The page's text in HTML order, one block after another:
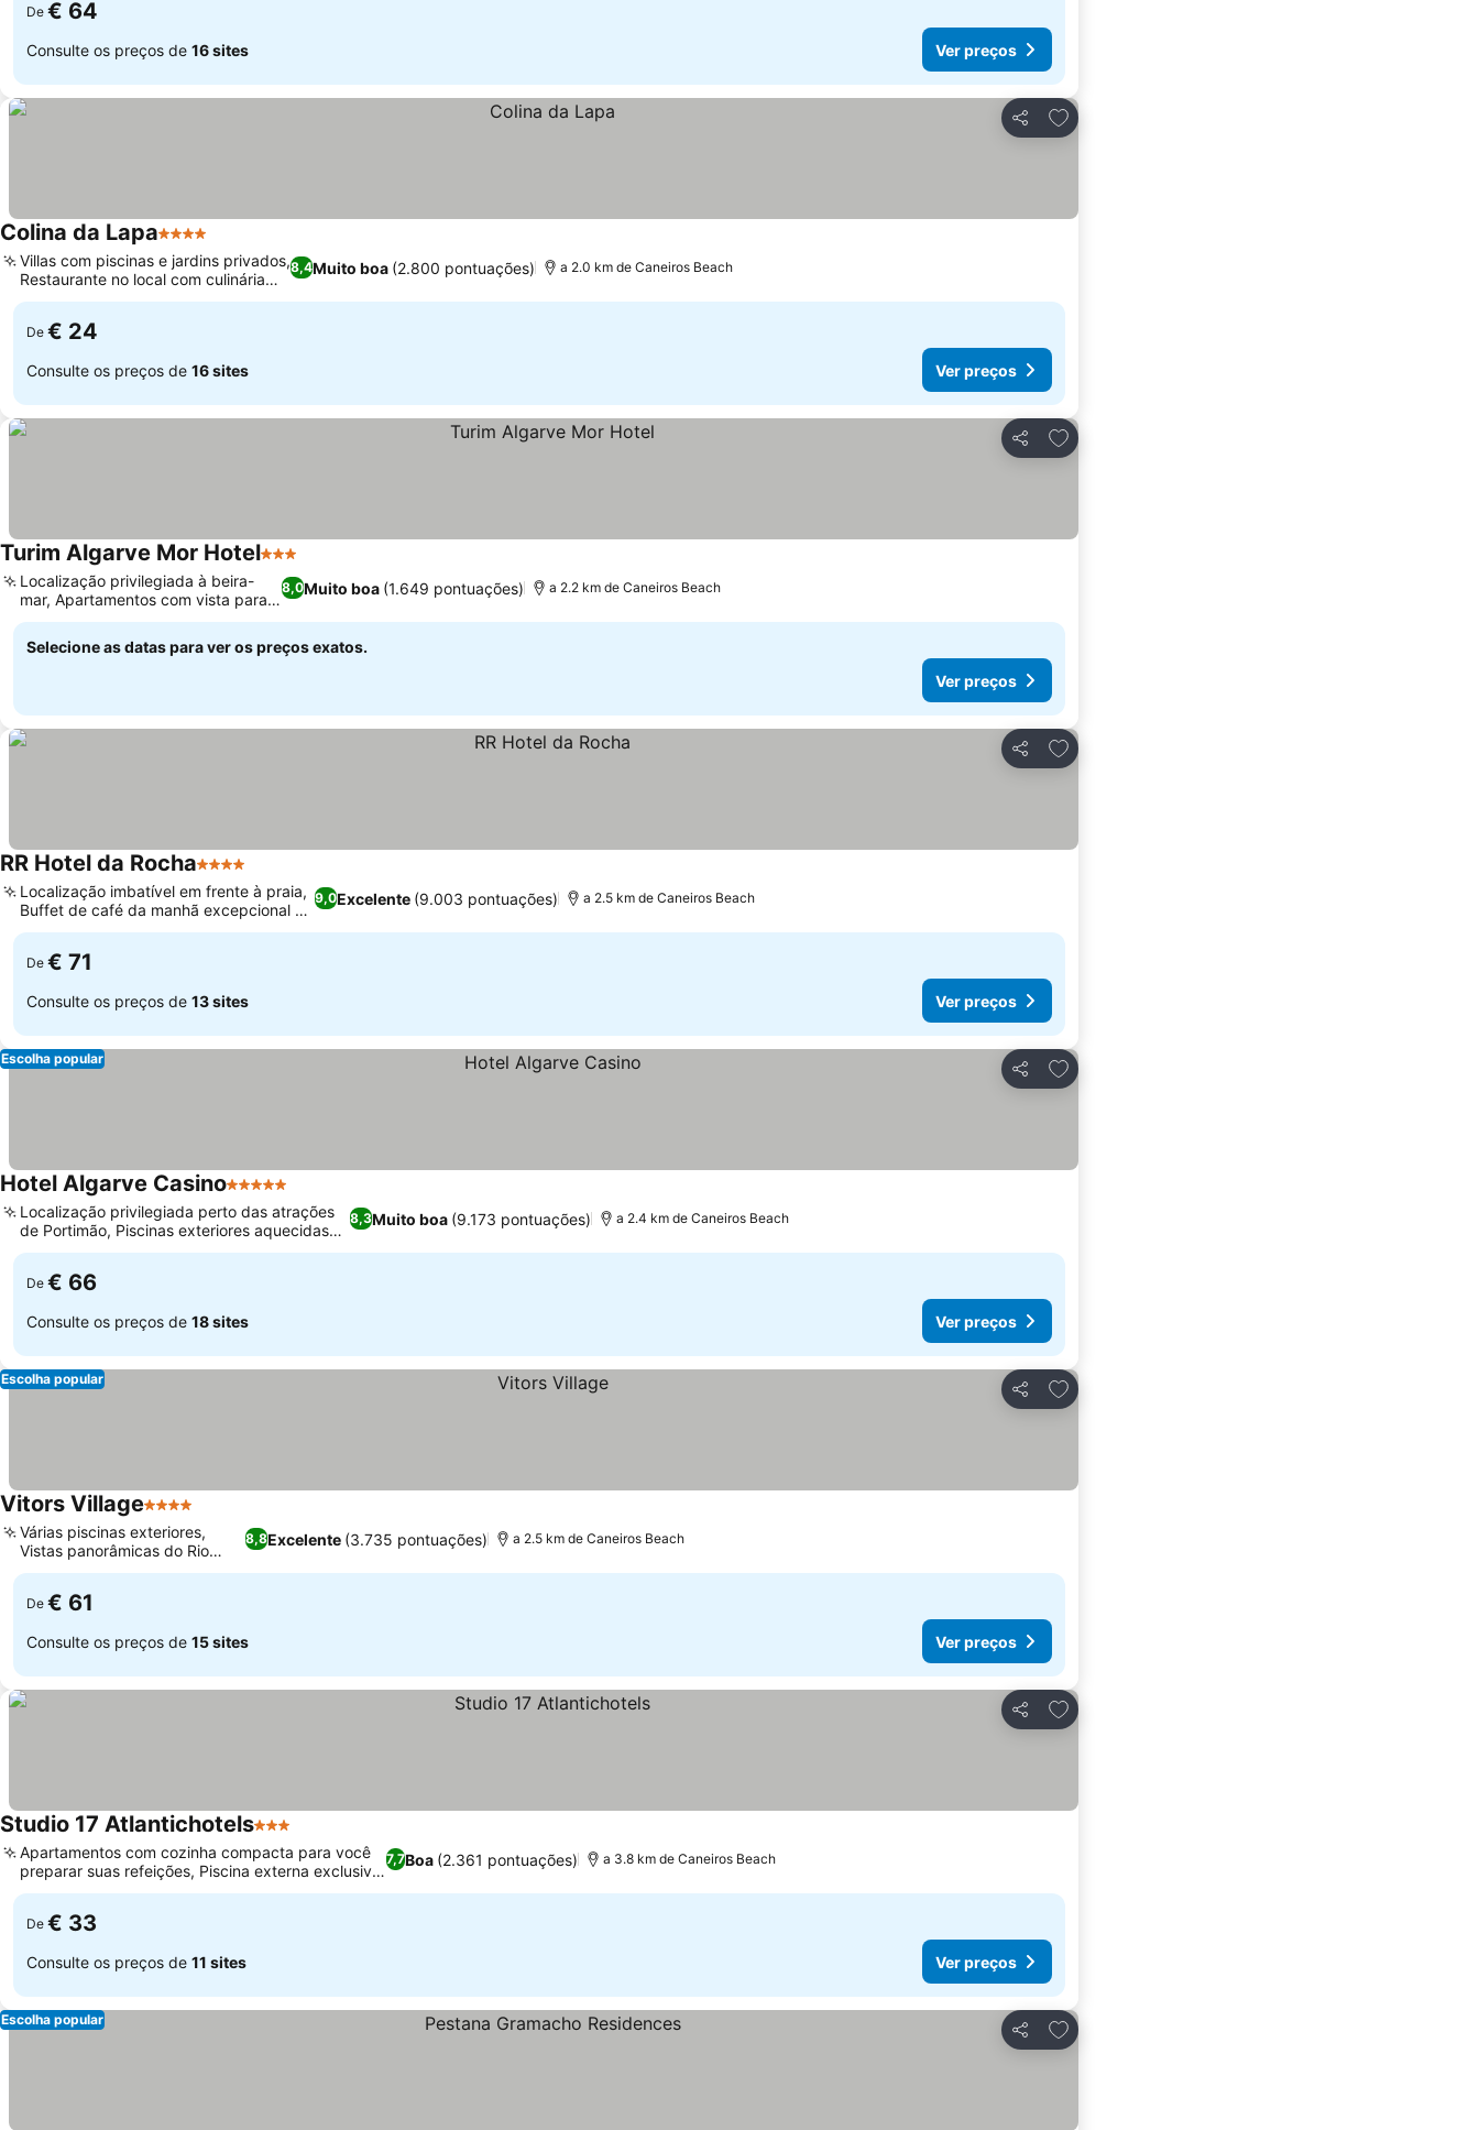
De € 64
Consulte os preços de 16 sites Ver preços
Partilhar
Adicionar aos favoritos
Colina da Lapa4 Estrelas
8,4Muito boa (2.800 pontuações)
Villas com piscinas e jardins privados,
Restaurante no local com culinária
local
a 2.0 km de Caneiros Beach
De € 24
Consulte os preços de 16 sites Ver preços
Partilhar
Adicionar aos favoritos
Turim Algarve Mor Hotel3 Estrelas
8,0Muito boa (1.649 pontuações)
Localização privilegiada à beira-
mar, Apartamentos com vista para o
mar
a 2.2 km de Caneiros Beach
Selecione as datas para ver os preços exatos.
Ver preços
Partilhar
Adicionar aos favoritos
RR Hotel da Rocha4 Estrelas
9,0Excelente (9.003 pontuações)
Localização imbatível em frente à praia,
Buffet de café da manhã excepcional e
variado
a 2.5 km de Caneiros Beach
De € 71
Consulte os preços de 13 sites Ver preços
Partilhar
Adicionar aos favoritos
Escolha popular
Hotel Algarve Casino5 Estrelas
8,3Muito boa (9.173 pontuações)
Localização privilegiada perto das atrações
de Portimão, Piscinas exteriores aquecidas
de água salgada
a 2.4 km de Caneiros Beach
De € 66
Consulte os preços de 18 sites Ver preços
Partilhar
Adicionar aos favoritos
Escolha popular
Vitors Village4 Estrelas
8,8Excelente (3.735 pontuações)
Várias piscinas exteriores,
Vistas panorâmicas do Rio
Arade
a 2.5 km de Caneiros Beach
De € 61
Consulte os preços de 15 sites Ver preços
Partilhar
Adicionar aos favoritos
Studio 17 Atlantichotels3 Estrelas
7,7Boa (2.361 pontuações)
Apartamentos com cozinha compacta para você
preparar suas refeições, Piscina externa exclusiva
para adultos
a 3.8 km de Caneiros Beach
De € 33
Consulte os preços de 11 sites Ver preços
Partilhar
Adicionar aos favoritos
Escolha popular